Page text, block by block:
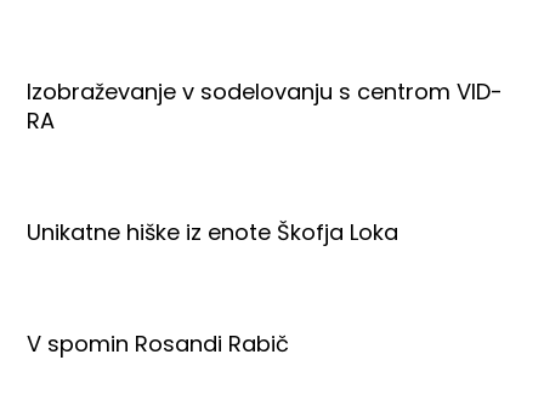
Izobraževanje v sodelovanju s centrom VID-
RA
Unikatne hiške iz enote Škofja Loka
V spomin Rosandi Rabič